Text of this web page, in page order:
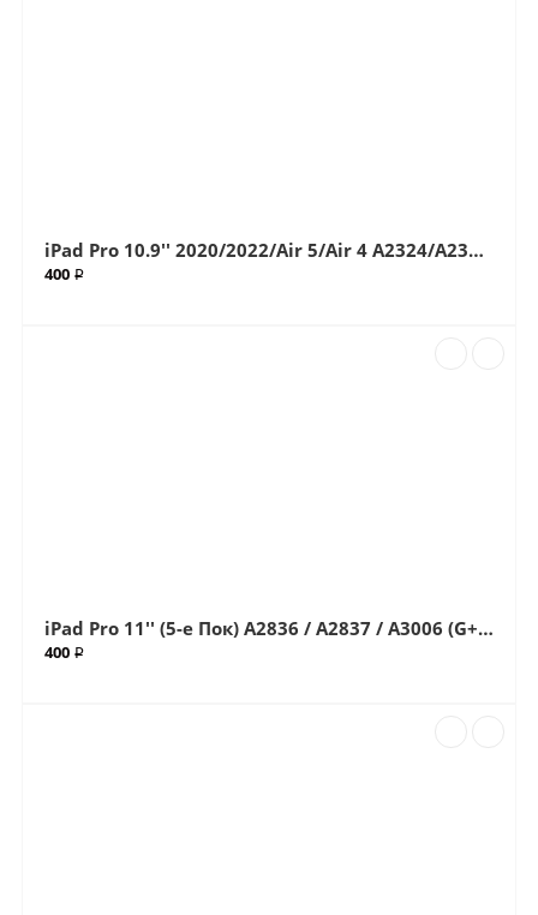
iPad Pro 10.9'' 2020/2022/Air 5/Air 4 A2324/A2325A2588/A2589/A2591 (G+OCA Pro) стекло с OCA плёнкой (Артик.ГС-61)
400 ₽
iPad Pro 11'' (5-е Пок) A2836 / A2837 / A3006 (G+OCA Pro) стекло с OCA плёнкой (Артик.ГС-64)
400 ₽